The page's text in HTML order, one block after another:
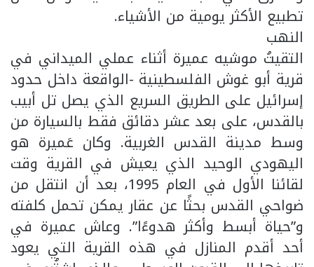
تطبيع الأكثر يومية من الأشياء.
النهب
التقيتُ موشيه عميرة أثناء عملي الميداني في
قرية أبو غوش الفلسطينية -الواقعة داخل حدود
إسرائيل على الطريق السريع الذي يصل تل أبيب
بالقدس، على بعد عشر دقائق فقط بالسيارة من
وسط مدينة القدس الغربية. وكان عَميرة هو
اليهودي الوحيد الذي يعيش في القرية وقت
لقائنا الأول في العام 1995، بعد أن انتقل من
ضواحي القدس بحثًا عن عقار يمكن تحمل كلفته
و”حياة أبسط وأكثر هدوءًا”. وعاش عميرة في
أحد أقدم المنازل في هذه القرية التي يعود